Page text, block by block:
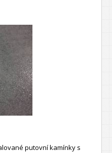
putovní kamínky s